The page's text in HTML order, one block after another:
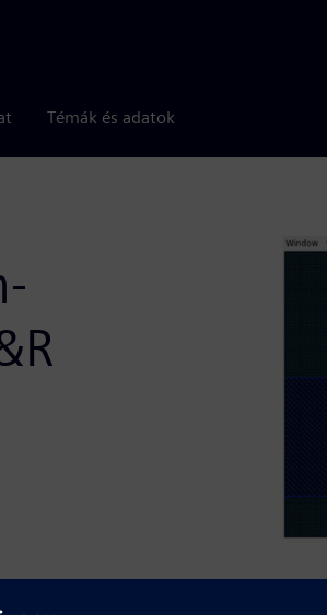
Témák és adatok